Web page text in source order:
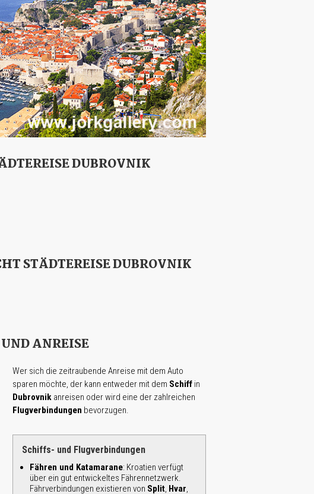
DUBROVNIK
STÄDTEREISE DUBROVNIK
ANREISE
Wer sich die zeitraubende Anreise mit dem Auto
sparen möchte, der kann entweder mit dem Schiff in
Dubrovnik anreisen oder wird eine der zahlreichen
Flugverbindungen bevorzugen.
Schiffs- und Flugverbindungen
Fähren und Katamarane: Kroatien verfügt
über ein gut entwickeltes Fährennetzwerk.
Fährverbindungen existieren von Split, Hvar,